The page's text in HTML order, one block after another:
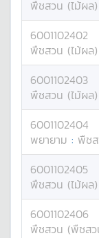
พืชสวน (ไม้ผล)
6001102402
พืชสวน (ไม้ผล)
6001102403
พืชสวน (ไม้ผล)
6001102404
พยายาม : พืช
6001102405
พืชสวน (ไม้ผล)
6001102406
พืชสวน (พืชสว